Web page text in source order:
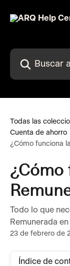
Buscar
Todas las
Cuenta de ahorro
¿Cómo funciona
¿Cómo
Todo lo que
Remunerada
23 de febrero de
Índice de